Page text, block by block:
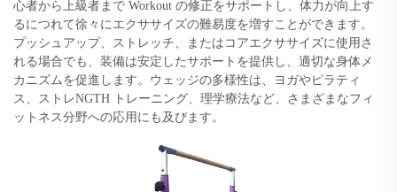
心者から上級者まで Workout の修正をサポートし、体力が向上す
るにつれて徐々にエクササイズの難易度を増すことができます。
プッシュアップ、ストレッチ、またはコアエクササイズに使用さ
れる場合でも、装備は安定したサポートを提供し、適切な身体メ
カニズムを促進します。ウェッジの多様性は、ヨガやピラティ
ス、ストレNGTH トレーニング、理学療法など、さまざまなフィ
ットネス分野への応用にも及びます。